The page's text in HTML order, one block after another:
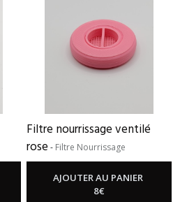
Filtre nourrissage ventilé
rose - Filtre Nourrissage
AJOUTER AU PANIER
8€